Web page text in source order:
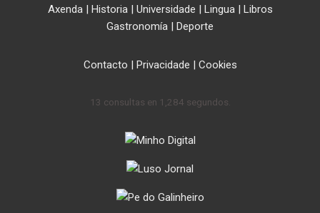
Axenda| Historia| Universidade | Lingua| Libros
Gastronomía | Deporte
Contacto | Privacidade | Cookies
13 consultas en 1,284 segundos.